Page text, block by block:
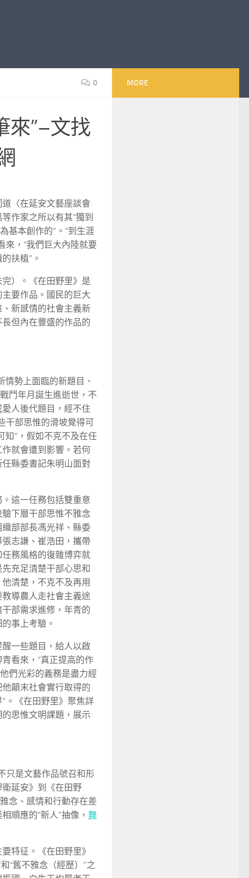
0
來”–文找
〈在延安文藝座談會
作家之所以有其“獨到
基本創作的”。“到生涯
來，“我們巨大內陸就要
扶植”。
）。《在田野里》是
要作品。國民的巨大
新感情的社會主義新
但內在豐盛的作品的
情勢上面臨的新題目、
鬥年月誕生進逝世，不
人後代題目，經不住
干部思惟的滑坡覺得可
知”，假如不克不及在任
就會遭到影響。若何
縣委書記朱明山面對
這一任務包括雙重意
下層干部思惟不雅念
部部長馮光祥、縣委
志謙、崔浩田，攜帶
務風格的復雜博弈就
充足清楚干部心思和
清楚，不克不及再用
導農人走社會主義途
部需求進修，年青的
事上考驗。
一些題目，給人以啟
看來，“真正提高的作
們光彩的義務是盡力經
顛末社會實行取得的
。《在田野里》聚焦詳
思惟文明課題，展示
只是文藝作品號召和形
延安》到《在田野
念、感情和行動存在差
順應的“新人”抽像， 舞
特征。《在田野里》
“舊不雅念（經歷）”之
MORE